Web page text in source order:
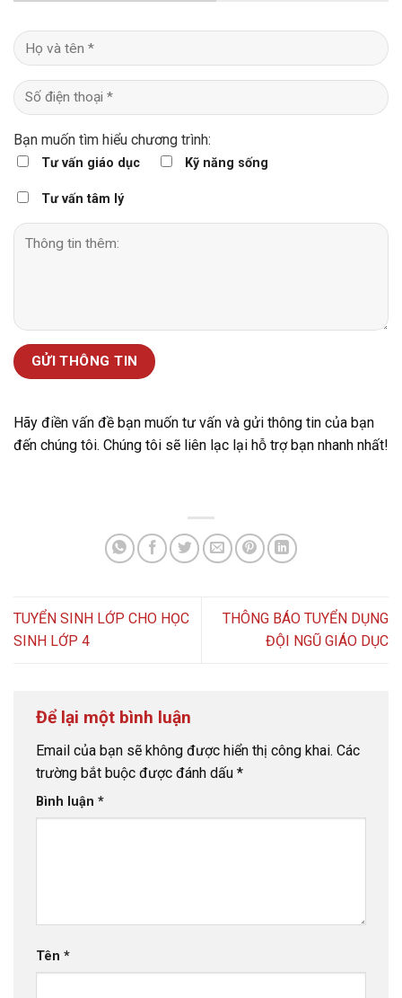
Bạn muốn tìm hiểu chương trình:
Tư vấn giáo dục Kỹ năng sống
Tư vấn tâm lý
Hãy điền vấn đề bạn muốn tư vấn và gửi thông tin của bạn
đến chúng tôi. Chúng tôi sẽ liên lạc lại hỗ trợ bạn nhanh nhất!
TUYỂN SINH LỚP CHO HỌC
SINH LỚP 4
THÔNG BÁO TUYỂN DỤNG
ĐỘI NGŨ GIÁO DỤC
Để lại một bình luận
Email của bạn sẽ không được hiển thị công khai. Các
trường bắt buộc được đánh dấu *
Bình luận *
Tên *